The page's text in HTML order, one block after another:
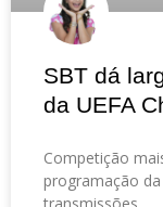
SBT dá
da UEFA
Competição
programação